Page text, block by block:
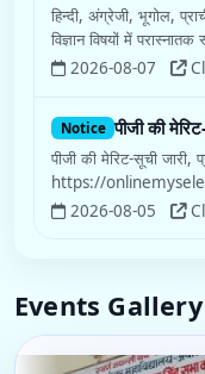
हिन्दी, अंग्रेजी, भूगोल,
विज्ञान विषयों में
2026-08-07
Notice पीजी की
पीजी की मेरिट-सूची
https://
2026-08-05
Events Gallery